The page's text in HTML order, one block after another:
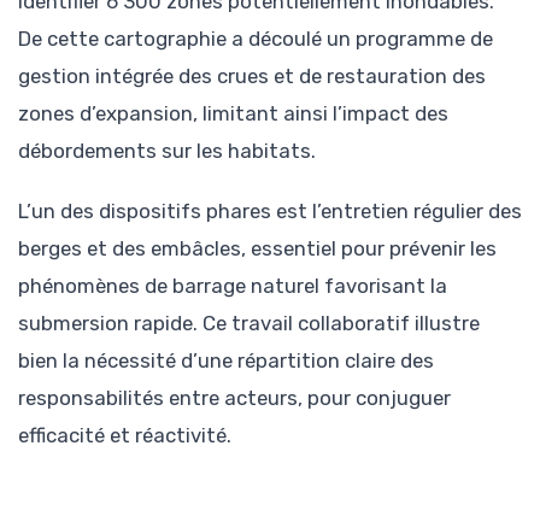
De cette cartographie a découlé un programme de
gestion intégrée des crues et de restauration des
zones d’expansion, limitant ainsi l’impact des
débordements sur les habitats.
L’un des dispositifs phares est l’entretien régulier des
berges et des embâcles, essentiel pour prévenir les
phénomènes de barrage naturel favorisant la
submersion rapide. Ce travail collaboratif illustre
bien la nécessité d’une répartition claire des
responsabilités entre acteurs, pour conjuguer
efficacité et réactivité.